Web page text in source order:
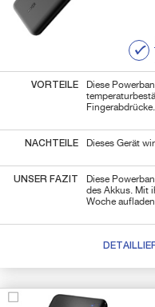
VORTEILE
Diese
Fingerabdrücke.
NACHTEILE Dieses Gerät
UNSER FAZIT
Diese
des Akkus. Mit
Woche